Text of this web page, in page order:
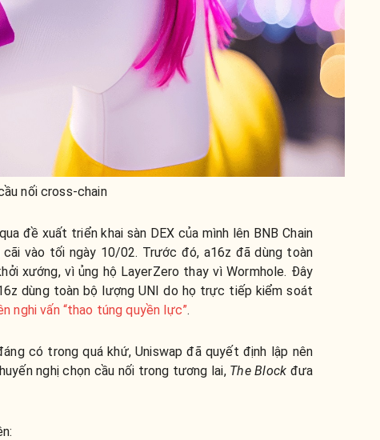
nối cross-chain
đề xuất triển khai sàn DEX của mình lên BNB Chain
vào tối ngày 10/02. Trước đó, a16z đã dùng toàn
xướng, vì ủng hộ LayerZero thay vì Wormhole. Đây
dùng toàn bộ lượng UNI do họ trực tiếp kiểm soát
nghi vấn “thao túng quyền lực”.
có trong quá khứ, Uniswap đã quyết định lập nên
nghị chọn cầu nối trong tương lai,The Block đưa